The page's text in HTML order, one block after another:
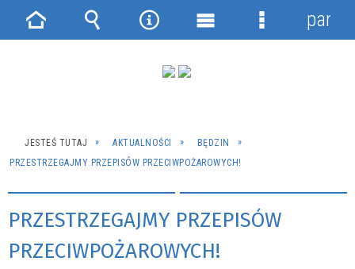
JESTEŚ TUTAJ AKTUALNOŚCI
BĘDZIN
PRZESTRZEGAJMY PRZEPISÓW PRZECIWPOŻAROWYCH!
PRZESTRZEGAJMY PRZEPISÓW
PRZECIWPOŻAROWYCH!
Strona Wyszukiwarka
NarzędziaMenu
Menu
panel